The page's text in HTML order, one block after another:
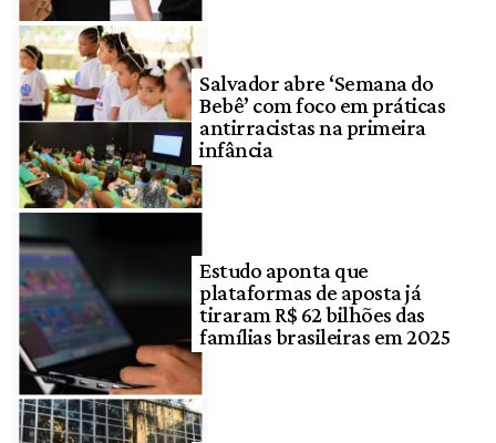
Salvador abre ‘Semana do
Bebê’ com foco em práticas
antirracistas na primeira
infância
Estudo aponta que
plataformas de aposta já
tiraram R$ 62 bilhões das
famílias brasileiras em 2025